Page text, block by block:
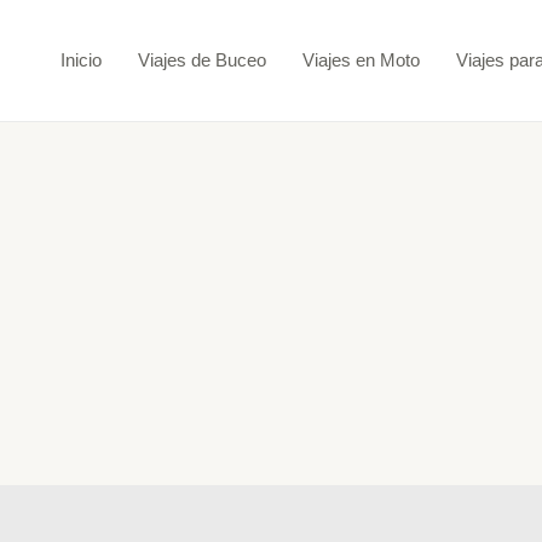
Inicio Viajes de Buceo Viajes en Moto Viajes